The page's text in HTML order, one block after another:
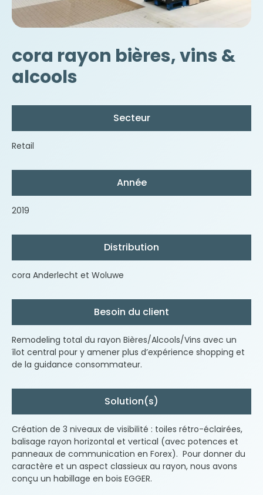
cora rayon bières, vins &
alcools
Secteur
Retail
Année
2019
Distribution
cora Anderlecht et Woluwe
Besoin du client
Remodeling total du rayon Bières/Alcools/Vins avec un
îlot central pour y amener plus d’expérience shopping et
de la guidance consommateur.
Solution(s)
Création de 3 niveaux de visibilité : toiles rétro-éclairées,
balisage rayon horizontal et vertical (avec potences et
panneaux de communication en Forex). Pour donner du
caractère et un aspect classieux au rayon, nous avons
conçu un habillage en bois EGGER.